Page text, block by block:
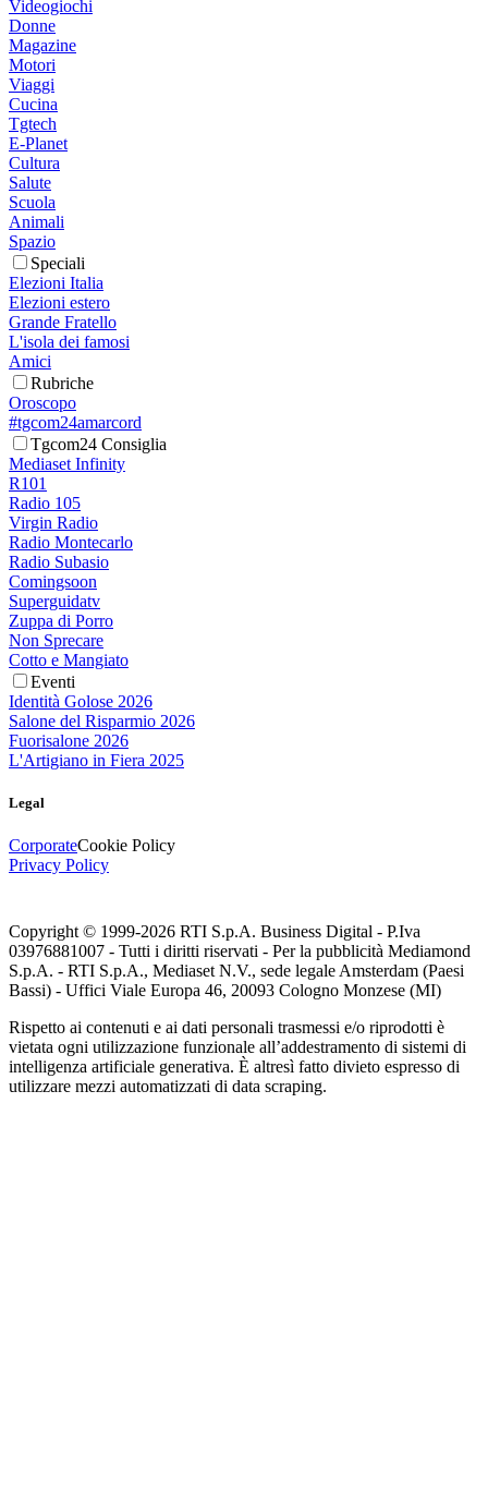
Videogiochi
Donne
Magazine
Motori
Viaggi
Cucina
Tgtech
E-Planet
Cultura
Salute
Scuola
Animali
Spazio
Speciali
Elezioni Italia
Elezioni estero
Grande Fratello
L'isola dei famosi
Amici
Rubriche
Oroscopo
#tgcom24amarcord
Tgcom24 Consiglia
Mediaset Infinity
R101
Radio 105
Virgin Radio
Radio Montecarlo
Radio Subasio
Comingsoon
Superguidatv
Zuppa di Porro
Non Sprecare
Cotto e Mangiato
Eventi
Identità Golose 2026
Salone del Risparmio 2026
Fuorisalone 2026
L'Artigiano in Fiera 2025
Legal
CorporateCookie Policy
Privacy Policy
Copyright © 1999-2026 RTI S.p.A. Business Digital - P.Iva
03976881007 - Tutti i diritti riservati - Per la pubblicità Mediamond
S.p.A. - RTI S.p.A., Mediaset N.V., sede legale Amsterdam (Paesi
Bassi) - Uffici Viale Europa 46, 20093 Cologno Monzese (MI)
Rispetto ai contenuti e ai dati personali trasmessi e/o riprodotti è
vietata ogni utilizzazione funzionale all’addestramento di sistemi di
intelligenza artificiale generativa. È altresì fatto divieto espresso di
utilizzare mezzi automatizzati di data scraping.